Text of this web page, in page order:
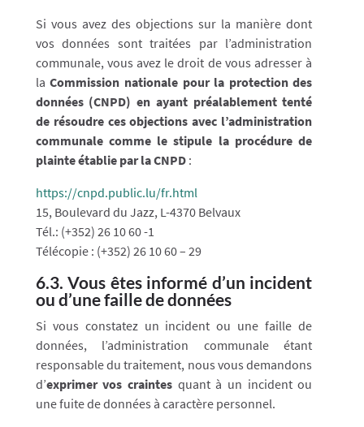
Si vous avez des objections sur la manière dont
vos données sont traitées par l’administration
communale, vous avez le droit de vous adresser à
laCommission nationale pour la protection des
données (CNPD) en ayant préalablement tenté
de résoudre ces objections avec l’administration
communale comme le stipule la procédure de
plainte établie par la CNPD:
https://cnpd.public.lu/fr.html
15, Boulevard du Jazz, L-4370 Belvaux
Tél.: (+352) 26 10 60 -1
Télécopie : (+352) 26 10 60 – 29
6.3. Vous êtes informé d’un incident
ou d’une faille de données
Si vous constatez un incident ou une faille de
données, l’administration communale étant
responsable du traitement, nous vous demandons
d’exprimer vos craintes quant à un incident ou
une fuite de données à caractère personnel.